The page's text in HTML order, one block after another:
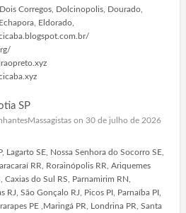
Corregos, Dolcinopolis, Dourado,
Eldorado,
SP
on 30 de julho de 2026
Lagarto SE, Nossa Senhora do Socorro SE,
RR, Rorainópolis RR, Ariquemes
Caxias do Sul RS, Parnamirim RN,
RJ, São Gonçalo RJ, Picos PI, Parnaíba PI,
PE ,Maringá PR, Londrina PR, Santa